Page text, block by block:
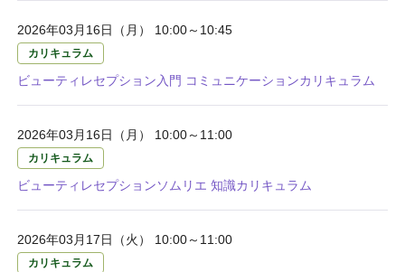
2026年03月16日（月） 10:00～10:45
カリキュラム
ビューティレセプション入門 コミュニケーションカリキュラム
2026年03月16日（月） 10:00～11:00
カリキュラム
ビューティレセプションソムリエ 知識カリキュラム
2026年03月17日（火） 10:00～11:00
カリキュラム